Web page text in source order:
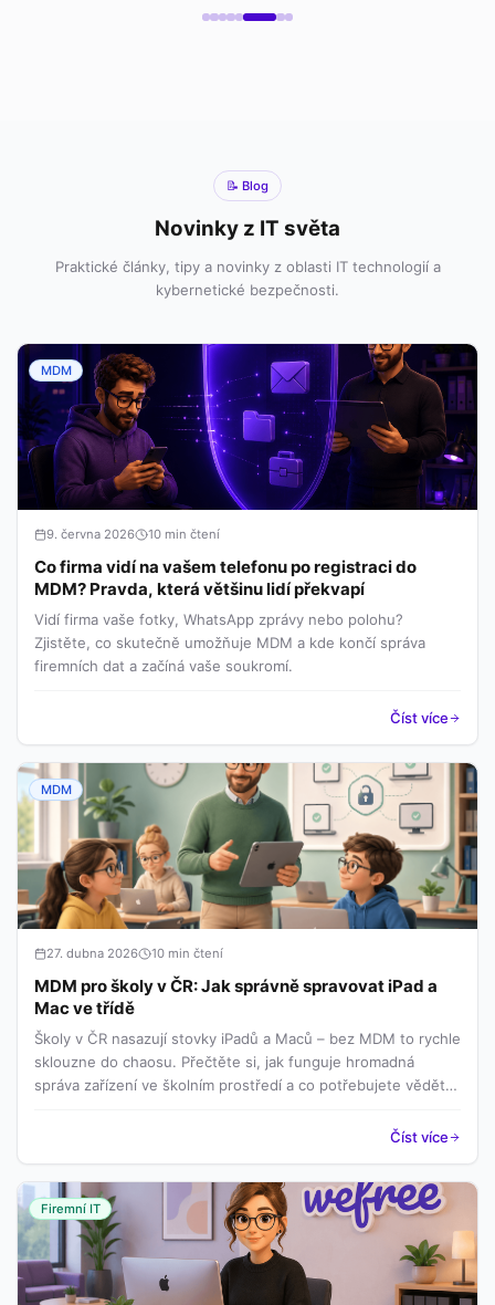
📝 Blog
Novinky z IT světa
Praktické články, tipy a novinky z oblasti IT technologií a
kybernetické bezpečnosti.
MDM
9. června 2026 10 min čtení
Co firma vidí na vašem telefonu po registraci do
MDM? Pravda, která většinu lidí překvapí
Vidí firma vaše fotky, WhatsApp zprávy nebo polohu?
Zjistěte, co skutečně umožňuje MDM a kde končí správa
firemních dat a začíná vaše soukromí.
Číst více
MDM
27. dubna 2026 10 min čtení
MDM pro školy v ČR: Jak správně spravovat iPad a
Mac ve třídě
Školy v ČR nasazují stovky iPadů a Maců – bez MDM to rychle
sklouzne do chaosu. Přečtěte si, jak funguje hromadná
správa zařízení ve školním prostředí a co potřebujete vědět
Číst více
Firemní IT